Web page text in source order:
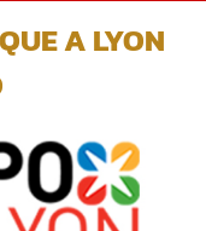
A LYON